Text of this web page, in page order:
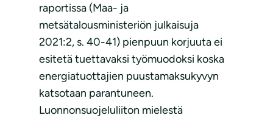
raportissa (Maa- ja
metsätalousministeriön julkaisuja
2021:2, s. 40-41) pienpuun korjuuta ei
esitetä tuettavaksi työmuodoksi koska
energiatuottajien puustamaksukyvyn
katsotaan parantuneen.
Luonnonsuojeluliiton mielestä